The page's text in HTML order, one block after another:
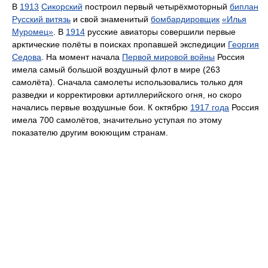
В 1913 Сикорский построил первый четырёхмоторный биплан
Русский витязь и свой знаменитый бомбардировщик «Илья
Муромец». В 1914 русские авиаторы совершили первые
арктические полёты в поисках пропавшей экспедиции Георгия
Седова. На момент начала Первой мировой войны Россия
имела самый большой воздушный флот в мире (263
самолёта). Сначала самолеты использовались только для
разведки и корректировки артиллерийского огня, но скоро
начались первые воздушные бои. К октябрю 1917 года Россия
имела 700 самолётов, значительно уступая по этому
показателю другим воюющим странам.